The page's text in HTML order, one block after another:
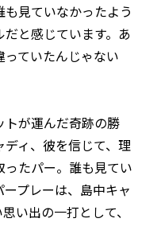
見ていなかったよう
と感じています。あ
ていたんじゃない
トが運んだ奇跡の勝
ィ、彼を信じて、理
たパー。誰も見てい
プレーは、島中キャ
い出の一打として、